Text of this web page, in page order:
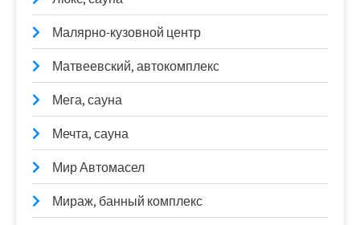
Малярно-кузовной центр
Матвеевский, автокомплекс
Мега, сауна
Мечта, сауна
Мир Автомасел
Мираж, банный комплекс